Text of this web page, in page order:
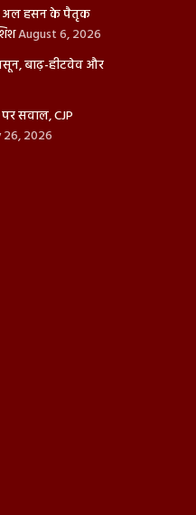
अल हसन के पैतृक
August 6, 2026
बाढ़-हीटवेव और
सवाल, CJP
26, 2026